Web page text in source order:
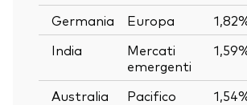
Germania
Europa
India
Mercati
emergenti
Australia Pacifico